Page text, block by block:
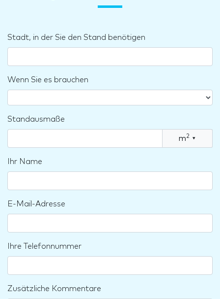
Stadt, in der Sie den Stand benötigen
Wenn Sie es brauchen
Standausmaße
m2 ▾
Ihr Name
E-Mail-Adresse
Ihre Telefonnummer
Zusätzliche Kommentare